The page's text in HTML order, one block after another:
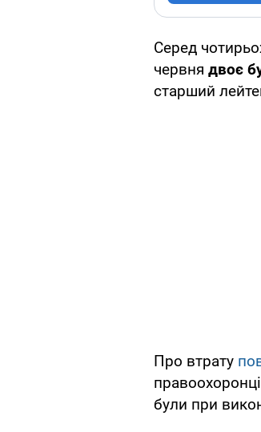
Серед
червня двоє
старший
Про втрату
були при